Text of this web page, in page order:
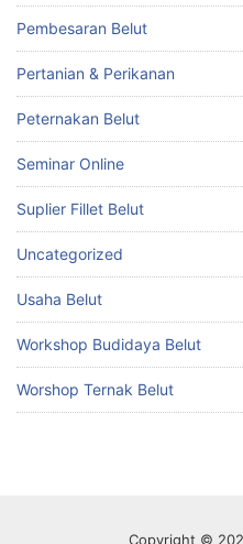
Pembesaran Belut
Pertanian & Perikanan
Peternakan Belut
Seminar Online
Suplier Fillet Belut
Uncategorized
Usaha Belut
Workshop Budidaya Belut
Worshop Ternak Belut
Copyright ©